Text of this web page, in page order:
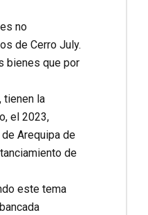
no
de Cerro July.
bienes que por
tienen la
el 2023,
Arequipa de
de
este tema